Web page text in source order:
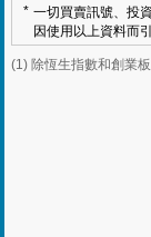
* 一切買賣訊號、投
因使用以上資料而
(1) 除恆生指數和創業